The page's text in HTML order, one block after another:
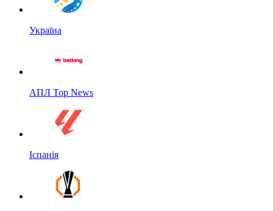
Україна
АПЛ Top News
Іспанія